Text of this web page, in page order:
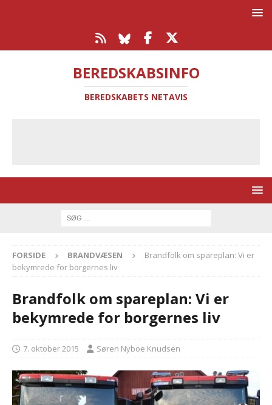
BEREDSKABSINFO
BEREDSKABETS NETAVIS
FORSIDE BRANDVÆSEN
Brandfolk om spareplan: Vi er
bekymrede for borgernes liv
Brandfolk om spareplan: Vi er
bekymrede for borgernes liv
7. oktober 2015 Søren Nyboe Knudsen